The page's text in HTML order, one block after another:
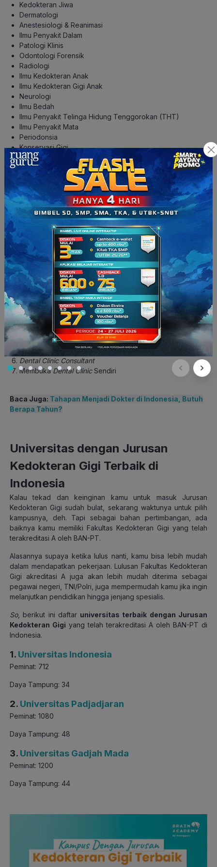
Kedokteran Jiwa
Dermatologi
Anestesiologi & Reanimasi
Ilmu Penyakit Dalam
Patologi Klinis
Odontologi Forensik
Radiologi
Ilmu Kedokteran Anak
Ilmu Kedokteran Gigi Anak
Neurologi
Ilmu Bedah
Ilmu Penyakit Telinga Hidung Tenggorokan (THT)
Ilmu Penyakit Mata
Periodonsia
Konservasi Gigi
Prostodonsia
Bedah Mulut & Maksilofasial
Ilmu Penyakit Mulut
Manajemen Praktik Kedokteran Gigi
Prospek Karier Jurusan
Kedokteran Gigi
Lulusan kedokteran gigi, sudah pasti kerjanya jadi seorang
dokter gigi? Hmmm… nggak juga kok! Ada banyak peluang
karier sera profesi yang bisa jadi pilihan, berikut inilistkarier
yang cocok untuk lulusan Jurusan Kedokteran Gigi.
Dokter Gigi di Rumah Sakit Pemerintah, Rumah Sakit
Swasta, Klinik, dan lain-lain
Dosen Kedokteran Gigi
Peneliti
Dental Technicians
Dental Business Analyst
Dental Clinic Consultant
MembukaDental ClinicSendiri
Baca Juga: Tahapan Menjadi Dokter di Indonesia, Butuh
Berapa Tahun?
Universitas dengan Jurusan
Kedokteran Gigi Terbaik di
Indonesia
Kalau tekad dan keinginan kamu untuk masuk Jurusan
Kedokteran Gigi sudah bulat, sekarang waktunya untuk pilih
kampusnya, deh. Tapi sebagai bahan pertimbangan, ada
baiknya kamu memiliki Fakultas Kedokteran Gigi yang telah
terakreditasi A oleh BAN-PT.
Alasannya supaya ketika lulus nanti, kamu bisa lebih mudah
dalam mendapatkan pekerjaan. Lulusan Fakultas Kedokteran
Gigi akreditasi A juga akan lebih mudah diterima sebagai
pegawai negeri, TNI/Polri, juga mempermudah kamu jika ingin
melanjutkan pendidikan hingga jenjang spesialis.
So, berikut ini daftar universitas terbaik dengan Jurusan
Kedokteran Gigi yang telah terakreditasi A oleh BAN-PT di
Indonesia.
1. Universitas Indonesia
Peminat: 712
Daya Tampung: 34
2. Universitas Padjadjaran
Peminat: 1080
Daya Tampung: 48
3. Universitas Gadjah Mada
Peminat: 1200
Daya Tampung: 44